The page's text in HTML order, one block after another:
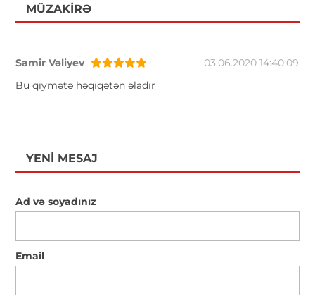
MÜZAKIRƏ
Samir Vəliyev
03.06.2020 14:40:09
Bu qiymətə həqiqətən əladır
YENI MESAJ
Ad və soyadınız
Email